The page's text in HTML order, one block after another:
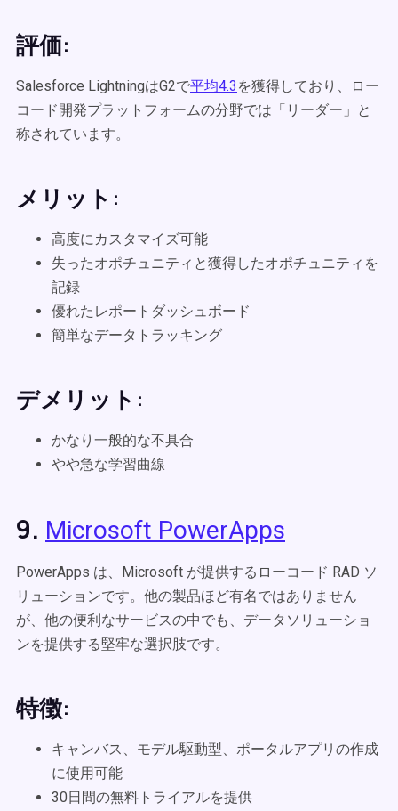
評価:
Salesforce LightningはG2で平均4.3 を獲得しており、ロー
コード開発プラットフォームの分野では「リーダー」と
称されています。
メリット:
高度にカスタマイズ可能
失ったオポチュニティと獲得したオポチュニティを
記録
優れたレポートダッシュボード
簡単なデータトラッキング
デメリット:
かなり一般的な不具合
やや急な学習曲線
9. Microsoft PowerApps
PowerApps は、Microsoft が提供するローコード RAD ソ
リューションです。他の製品ほど有名ではありません
が、他の便利なサービスの中でも、データソリューショ
ンを提供する堅牢な選択肢です。
特徴:
キャンバス、モデル駆動型、ポータルアプリの作成
に使用可能
30日間の無料トライアルを提供